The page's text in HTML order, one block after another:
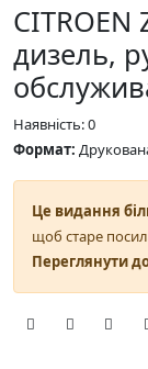
CITROEN
дизель,
Наявність: 0
Формат:
Це видання
щоб старе
Переглянути